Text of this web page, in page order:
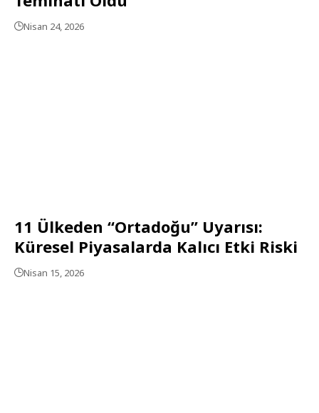
Nisan 24, 2026
11 Ülkeden “Ortadoğu” Uyarısı:
Küresel Piyasalarda Kalıcı Etki Riski
Nisan 15, 2026